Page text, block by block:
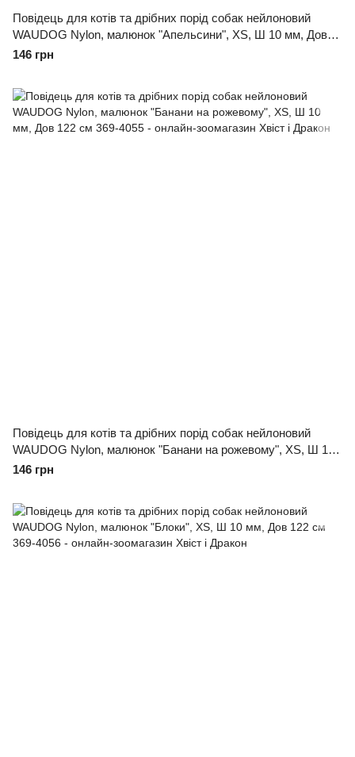
Повідець для котів та дрібних порід собак нейлоновий
WAUDOG Nylon, малюнок "Апельсини", XS, Ш 10 мм, Дов
122 см
146 грн
Повідець для котів та дрібних порід собак нейлоновий
WAUDOG Nylon, малюнок "Банани на рожевому", XS, Ш 10
мм, Дов 122 см
146 грн